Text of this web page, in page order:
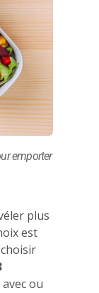
emporter
plus
est
avec ou